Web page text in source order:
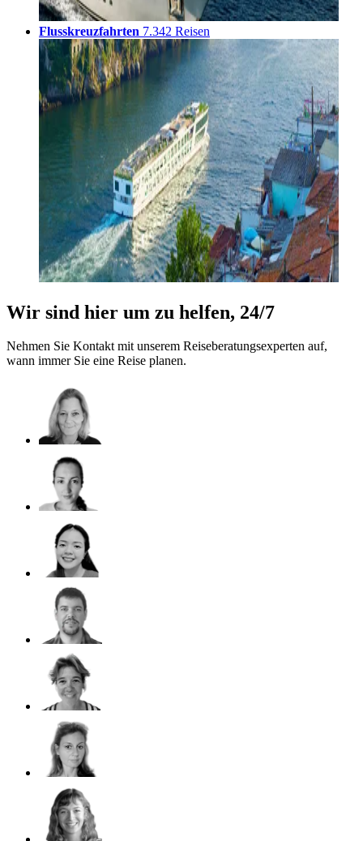
Flusskreuzfahrten 7.342 Reisen
Wir sind hier um zu helfen, 24/7
Nehmen Sie Kontakt mit unserem Reiseberatungsexperten auf,
wann immer Sie eine Reise planen.